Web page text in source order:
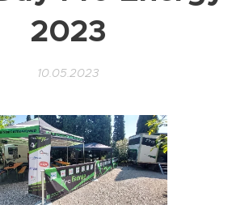
2023
10.05.2023